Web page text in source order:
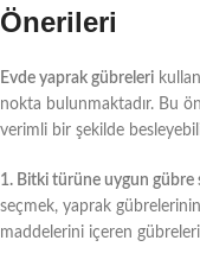
Önerileri
Evde yaprak gübreleri
nokta bulunmaktadır. Bu
verimli bir şekilde
1. Bitki türüne uygun gübre
seçmek, yaprak
maddelerini içeren